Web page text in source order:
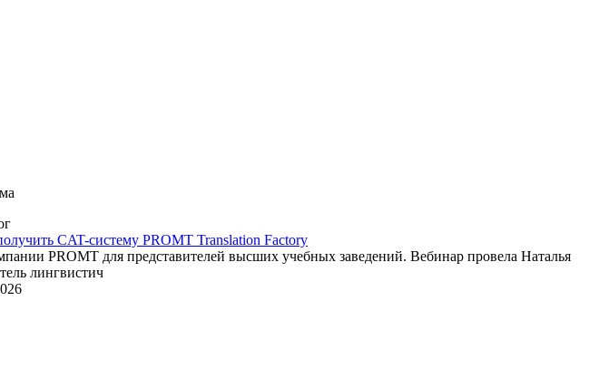
CAT-систему PROMT Translation Factory
PROMT для представителей высших учебных заведений. Вебинар провела Наталья
лингвистич